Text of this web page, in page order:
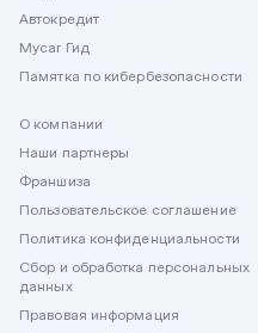
Автокредит
Mycar Гид
Памятка по кибербезопасности
О компании
Наши партнеры
Франшиза
Пользовательское соглашение
Политика конфиденциальности
Сбор и обработка персональных
данных
Правовая информация